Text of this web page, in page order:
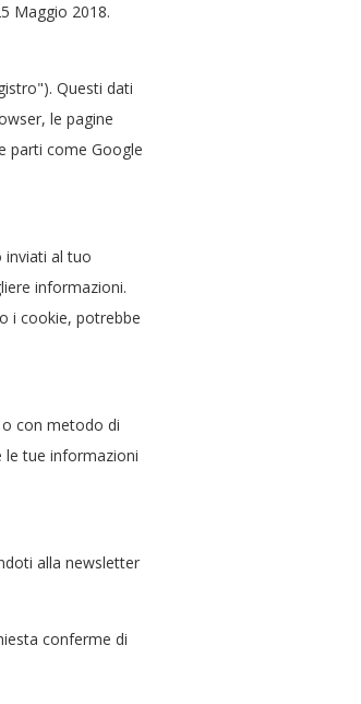
Maggio 2018.
Questi dati
le pagine
parti come Google
inviati al tuo
informazioni.
i cookie, potrebbe
con metodo di
le tue informazioni
alla newsletter
conferme di